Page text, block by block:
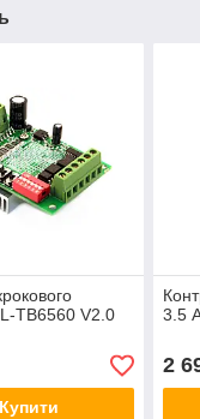
TB6560 V2.0
Купити
3.5
2